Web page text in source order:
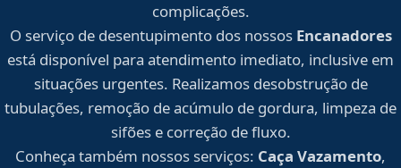
complicações.
O serviço de desentupimento dos nossos Encanadores
está disponível para atendimento imediato, inclusive em
situações urgentes. Realizamos desobstrução de
tubulações, remoção de acúmulo de gordura, limpeza de
sifões e correção de fluxo.
Conheça também nossos serviços: Caça Vazamento,